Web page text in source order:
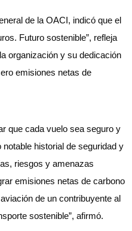
de la OACI, indicó que el
Futuro sostenible”, refleja
organización y su dedicación
emisiones netas de
que cada vuelo sea seguro y
historial de seguridad y
riesgos y amenazas
emisiones netas de carbono
de un contribuyente al
sostenible”, afirmó.